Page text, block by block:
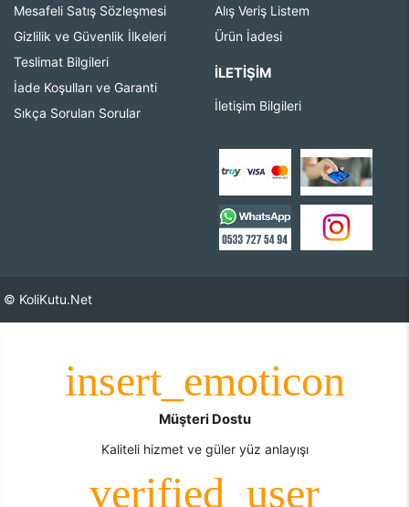
Mesafeli Satış Sözleşmesi
Gizlilik ve Güvenlik İlkeleri
Teslimat Bilgileri
İade Koşulları ve Garanti
Sıkça Sorulan Sorular
Alış Veriş Listem
Ürün İadesi
İLETIŞIM
İletişim Bilgileri
© KoliKutu.Net
Müşteri Dostu
Kaliteli hizmet ve güler yüz anlayışı